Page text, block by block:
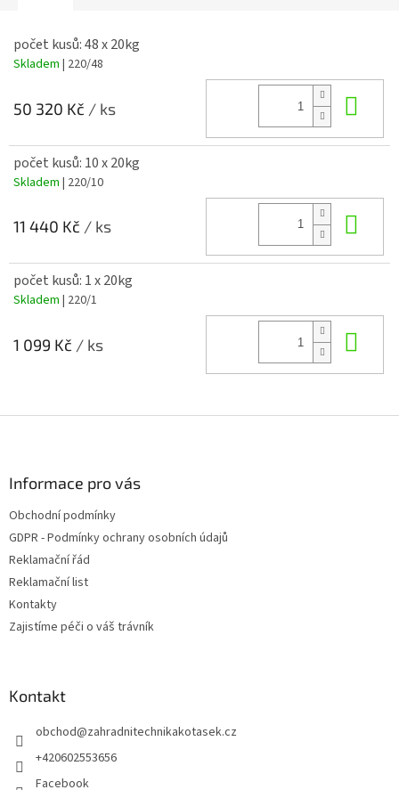
počet kusů: 48 x 20kg
Skladem | 220/48
50 320 Kč / ks
počet kusů: 10 x 20kg
Skladem | 220/10
11 440 Kč / ks
počet kusů: 1 x 20kg
Skladem | 220/1
1 099 Kč / ks
Informace pro vás
Obchodní podmínky
GDPR - Podmínky ochrany osobních údajů
Reklamační řád
Reklamační list
Kontakty
Zajistíme péči o váš trávník
Kontakt
obchod@zahradnitechnikakotasek.cz
+420602553656
Facebook